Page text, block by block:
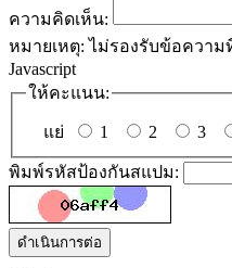
ความคิดเห็น:
หมายเหตุ: ไม่รองรับข้อความ
Javascript
ให้คะแนน:
แย่ 1 2 3
พิมพ์รหัสป้องกันสแปม:
ดำเนินการต่อ